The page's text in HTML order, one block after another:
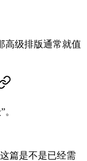
高级排版通常就值
篇是不是已经需